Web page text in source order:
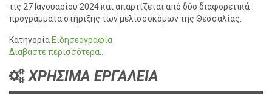
τις 27 Ιανουαρίου 2024 και απαρτίζεται από δύο διαφορετικά
προγράμματα στήριξης των μελισσοκόμων της Θεσσαλίας.
Κατηγορία Ειδησεογραφία
Διαβάστε περισσότερα...
ΧΡΗΣΙΜΑ ΕΡΓΑΛΕΙΑ